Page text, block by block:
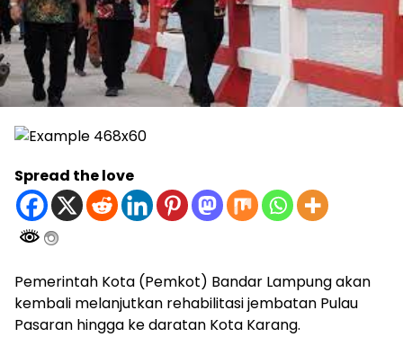
Spread the love
Pemerintah Kota (Pemkot) Bandar Lampung akan
kembali melanjutkan rehabilitasi jembatan Pulau
Pasaran hingga ke daratan Kota Karang.